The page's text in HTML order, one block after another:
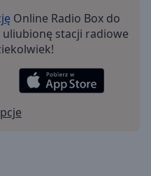
Online Radio Box do
stacji radiowe